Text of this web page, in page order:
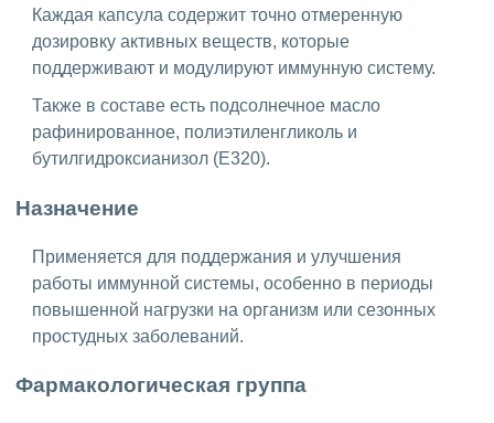
Каждая капсула содержит точно отмеренную
дозировку активных веществ, которые
поддерживают и модулируют иммунную систему.
Также в составе есть подсолнечное масло
рафинированное, полиэтиленгликоль и
бутилгидроксианизол (Е320).
Назначение
Применяется для поддержания и улучшения
работы иммунной системы, особенно в периоды
повышенной нагрузки на организм или сезонных
простудных заболеваний.
Фармакологическая группа